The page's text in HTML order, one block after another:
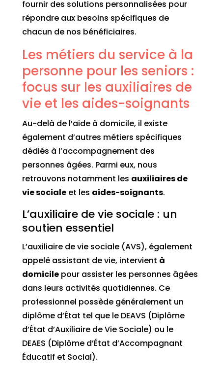
fournir des solutions personnalisées pour
répondre aux besoins spécifiques de
chacun de nos bénéficiaires.
Les métiers du service à la
personne pour les seniors :
focus sur les auxiliaires de
vie et les aides-soignants
Au-delà de l’aide à domicile, il existe
également d’autres métiers spécifiques
dédiés à l’accompagnement des
personnes âgées. Parmi eux, nous
retrouvons notamment les auxiliaires de
vie socialeet les aides-soignants.
L’auxiliaire de vie sociale : un
soutien essentiel
L’auxiliaire de vie sociale (AVS), également
appelé assistant de vie, intervient à
domicilepour assister les personnes âgées
dans leurs activités quotidiennes. Ce
professionnel possède généralement un
diplôme d’État tel que le DEAVS (Diplôme
d’État d’Auxiliaire de Vie Sociale) ou le
DEAES (Diplôme d’État d’Accompagnant
Éducatif et Social).